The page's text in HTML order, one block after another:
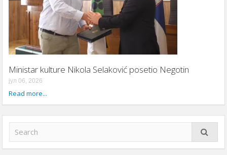
Ministar kulture Nikola Selaković posetio Negotin
јул 06, 2026
Read more...